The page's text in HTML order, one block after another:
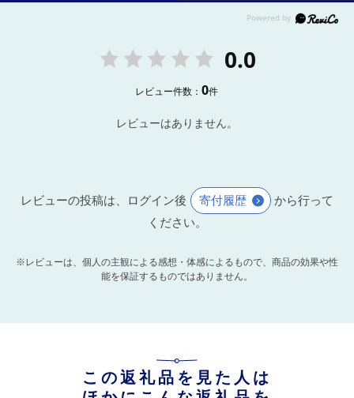
0.0
レビュー件数：0件
レビューはありません。
レビューの投稿は、ログイン後 寄付履歴
から行って
ください。
※レビューは、個人の主観による感想・体感によるもので、商品の効果や性
能を保証するものではありません。
この返礼品を見た人は